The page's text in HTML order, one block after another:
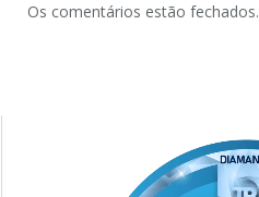
Os comentários estão fechados.